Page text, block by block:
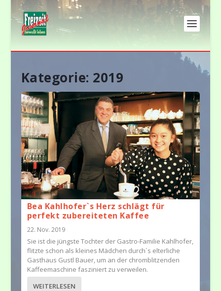
Kategorie: 2019
Bea Kahlhofer`s Herz schlägt für
perfekt zubereiteten Kaffee
22. Nov. 2019
Sie ist die jüngste Tochter der Gastro-Familie Kahlhofer,
flitzte schon als kleines Mädchen durch´s elterliche
Gasthaus Gustl Bauer, um an der chromblitzenden
Kaffeemaschine fasziniert zu verweilen.
WEITERLESEN